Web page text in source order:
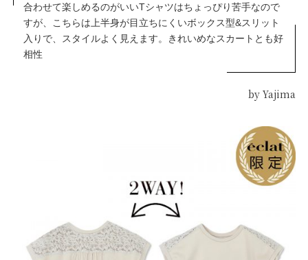
合わせて楽しめるのがいいTシャツはちょっぴり苦手なので
すが、こちらは上半身が目立ちにくいボックス型&スリット
入りで、スタイルよく見えます。きれいめなスカートとも好
相性
by Yajima